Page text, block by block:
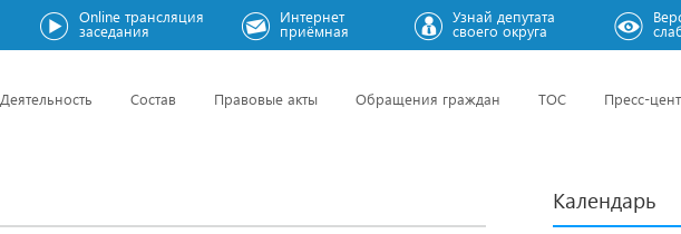
Online трансляция
заседания
Интернет
приёмная
Узнай депутата
своего округа
Деятельность Состав Правовые акты Обращения граждан ТОС Пресс-
Календарь